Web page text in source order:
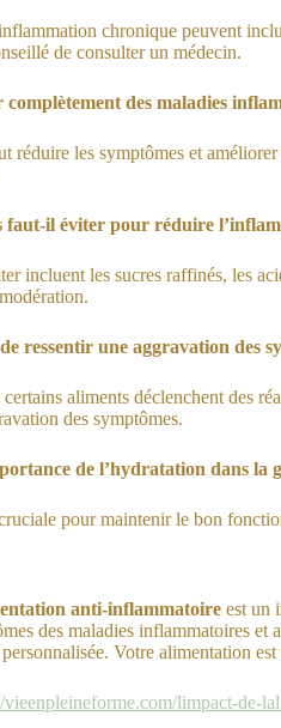
chronique peuvent
de consulter un médecin.
des maladies
réduire les symptômes et
faut-il éviter pour réduire
incluent les sucres raffinés, les
ressentir une aggravation des
aliments déclenchent des
des symptômes.
de l’hydratation dans la
pour maintenir le bon
anti-inflammatoire est un
des maladies inflammatoires
Votre alimentation
vieenpleineforme.com/limpact-de-